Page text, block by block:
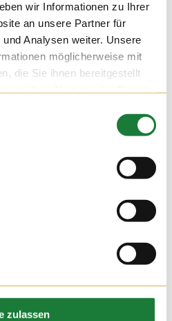
wir Informationen zu Ihrer
an unsere Partner für
Analysen weiter. Unsere
möglicherweise mit
die Sie ihnen bereitgestellt
zulassen
uns die „Schulstürmer“
aus Bösel.
angehenden Grundschülern
wird.